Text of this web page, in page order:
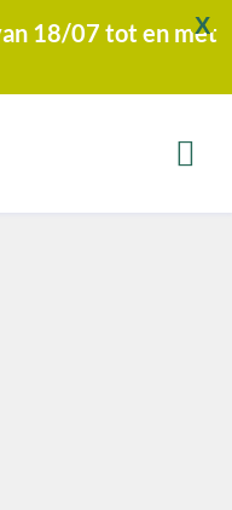
X
18/07 tot en met